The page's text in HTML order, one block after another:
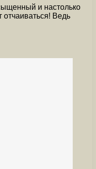
и настолько
отчаиваться! Ведь